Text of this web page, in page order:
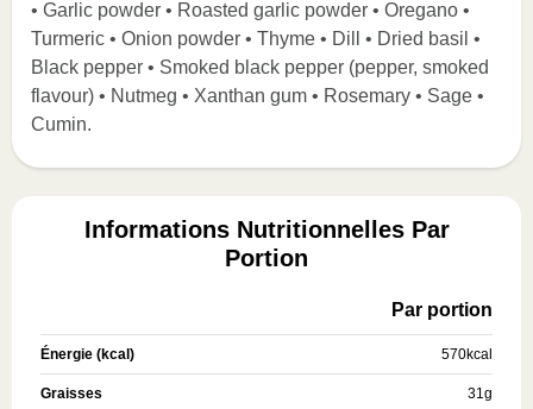
• Garlic powder • Roasted garlic powder • Oregano •
Turmeric • Onion powder • Thyme • Dill • Dried basil •
Black pepper • Smoked black pepper (pepper, smoked
flavour) • Nutmeg • Xanthan gum • Rosemary • Sage •
Cumin.
Informations Nutritionnelles Par
Portion
Par portion
Énergie (kcal) 570kcal
Graisses 31g